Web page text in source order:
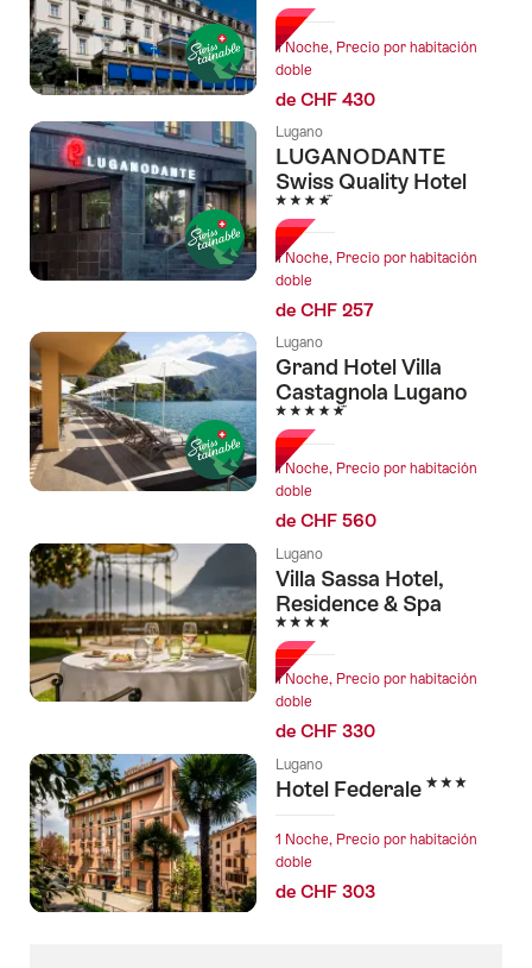
1 Noche, Precio por habitación
doble
de CHF 430
Lugano
LUGANODANTE
Swiss Quality Hotel
4 Estrellas
1 Noche, Precio por habitación
doble
de CHF 257
Lugano
Grand Hotel Villa
Castagnola Lugano
5 Estrellas
1 Noche, Precio por habitación
doble
de CHF 560
Lugano
Villa Sassa Hotel,
Residence & Spa
4 Estrellas
1 Noche, Precio por habitación
doble
de CHF 330
Lugano
Hotel Federale 3 Estrellas
1 Noche, Precio por habitación
doble
de CHF 303